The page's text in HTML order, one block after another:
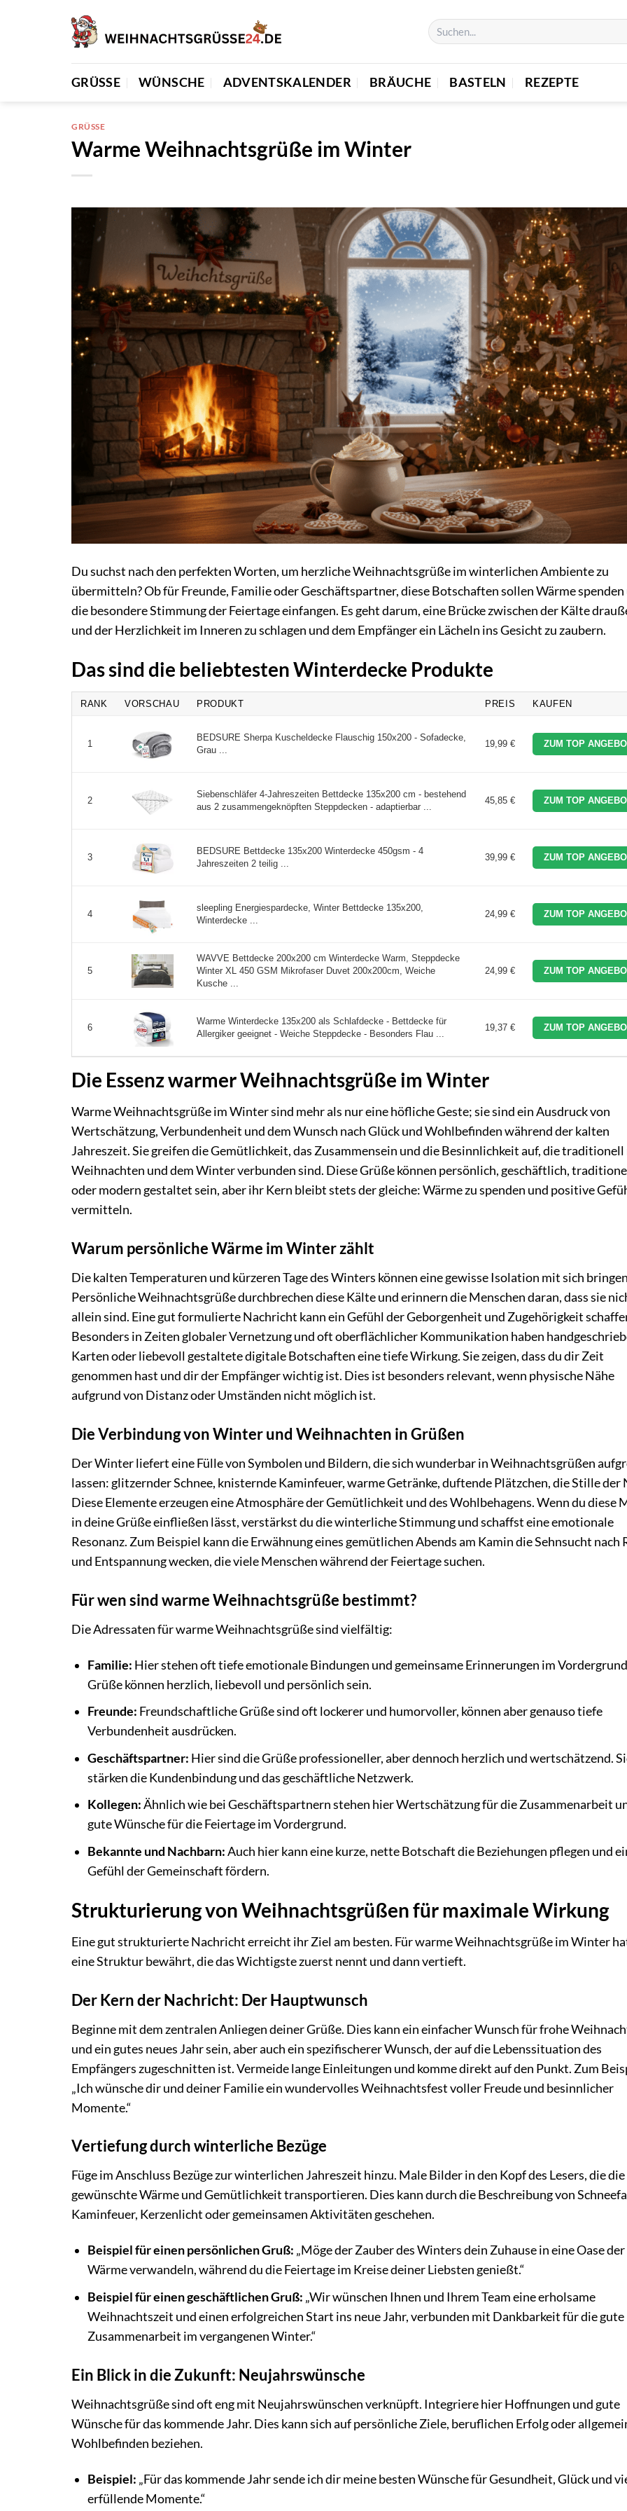
GRÜSSE WÜNSCHE ADVENTSKALENDER BRÄUCHE BASTELN REZEPTE
GRÜSSE
Warme Weihnachtsgrüße im Winter
Du suchst nach den perfekten Worten, um herzliche Weihnachtsgrüße im winterlichen Ambiente zu
übermitteln? Ob für Freunde, Familie oder Geschäftspartner, diese Botschaften sollen Wärme spenden
die besondere Stimmung der Feiertage einfangen. Es geht darum, eine Brücke zwischen der Kälte
und der Herzlichkeit im Inneren zu schlagen und dem Empfänger ein Lächeln ins Gesicht zu zaubern.
Das sind die beliebtesten Winterdecke Produkte
RANK VORSCHAU PRODUKT PREIS KAUFEN
1
BEDSURE Sherpa Kuscheldecke Flauschig 150x200 - Sofadecke,
Grau ...
19,99 € ZUM TOP
2
Siebenschläfer 4-Jahreszeiten Bettdecke 135x200 cm - bestehend
aus 2 zusammengeknöpften Steppdecken - adaptierbar ...
45,85 € ZUM TOP
3
BEDSURE Bettdecke 135x200 Winterdecke 450gsm - 4
Jahreszeiten 2 teilig ...
39,99 € ZUM TOP
4
sleepling Energiespardecke, Winter Bettdecke 135x200,
Winterdecke ...
24,99 € ZUM TOP
5
WAVVE Bettdecke 200x200 cm Winterdecke Warm, Steppdecke
Winter XL 450 GSM Mikrofaser Duvet 200x200cm, Weiche
Kusche ...
24,99 € ZUM TOP
6
Warme Winterdecke 135x200 als Schlafdecke - Bettdecke für
Allergiker geeignet - Weiche Steppdecke - Besonders Flau ...
19,37 € ZUM TOP
Die Essenz warmer Weihnachtsgrüße im Winter
Warme Weihnachtsgrüße im Winter sind mehr als nur eine höfliche Geste; sie sind ein Ausdruck von
Wertschätzung, Verbundenheit und dem Wunsch nach Glück und Wohlbefinden während der kalten
Jahreszeit. Sie greifen die Gemütlichkeit, das Zusammensein und die Besinnlichkeit auf, die
Weihnachten und dem Winter verbunden sind. Diese Grüße können persönlich, geschäftlich,
oder modern gestaltet sein, aber ihr Kern bleibt stets der gleiche: Wärme zu spenden und positive
vermitteln.
Warum persönliche Wärme im Winter zählt
Die kalten Temperaturen und kürzeren Tage des Winters können eine gewisse Isolation mit sich
Persönliche Weihnachtsgrüße durchbrechen diese Kälte und erinnern die Menschen daran, dass sie
allein sind. Eine gut formulierte Nachricht kann ein Gefühl der Geborgenheit und Zugehörigkeit
Besonders in Zeiten globaler Vernetzung und oft oberflächlicher Kommunikation haben
Karten oder liebevoll gestaltete digitale Botschaften eine tiefe Wirkung. Sie zeigen, dass du dir Zeit
genommen hast und dir der Empfänger wichtig ist. Dies ist besonders relevant, wenn physische Nähe
aufgrund von Distanz oder Umständen nicht möglich ist.
Die Verbindung von Winter und Weihnachten in Grüßen
Der Winter liefert eine Fülle von Symbolen und Bildern, die sich wunderbar in Weihnachtsgrüßen
lassen: glitzernder Schnee, knisternde Kaminfeuer, warme Getränke, duftende Plätzchen, die Stille der
Diese Elemente erzeugen eine Atmosphäre der Gemütlichkeit und des Wohlbehagens. Wenn du diese
in deine Grüße einfließen lässt, verstärkst du die winterliche Stimmung und schaffst eine emotionale
Resonanz. Zum Beispiel kann die Erwähnung eines gemütlichen Abends am Kamin die Sehnsucht nach
und Entspannung wecken, die viele Menschen während der Feiertage suchen.
Für wen sind warme Weihnachtsgrüße bestimmt?
Die Adressaten für warme Weihnachtsgrüße sind vielfältig:
Familie: Hier stehen oft tiefe emotionale Bindungen und gemeinsame Erinnerungen im
Grüße können herzlich, liebevoll und persönlich sein.
Freunde: Freundschaftliche Grüße sind oft lockerer und humorvoller, können aber genauso tiefe
Verbundenheit ausdrücken.
Geschäftspartner: Hier sind die Grüße professioneller, aber dennoch herzlich und wertschätzend.
stärken die Kundenbindung und das geschäftliche Netzwerk.
Kollegen:Ähnlich wie bei Geschäftspartnern stehen hier Wertschätzung für die Zusammenarbeit
gute Wünsche für die Feiertage im Vordergrund.
Bekannte und Nachbarn:Auch hier kann eine kurze, nette Botschaft die Beziehungen pflegen und
Gefühl der Gemeinschaft fördern.
Strukturierung von Weihnachtsgrüßen für maximale Wirkung
Eine gut strukturierte Nachricht erreicht ihr Ziel am besten. Für warme Weihnachtsgrüße im Winter
eine Struktur bewährt, die das Wichtigste zuerst nennt und dann vertieft.
Der Kern der Nachricht: Der Hauptwunsch
Beginne mit dem zentralen Anliegen deiner Grüße. Dies kann ein einfacher Wunsch für frohe
und ein gutes neues Jahr sein, aber auch ein spezifischerer Wunsch, der auf die Lebenssituation des
Empfängers zugeschnitten ist. Vermeide lange Einleitungen und komme direkt auf den Punkt. Zum
„Ich wünsche dir und deiner Familie ein wundervolles Weihnachtsfest voller Freude und besinnlicher
Momente.“
Vertiefung durch winterliche Bezüge
Füge im Anschluss Bezüge zur winterlichen Jahreszeit hinzu. Male Bilder in den Kopf des Lesers, die die
gewünschte Wärme und Gemütlichkeit transportieren. Dies kann durch die Beschreibung von
Kaminfeuer, Kerzenlicht oder gemeinsamen Aktivitäten geschehen.
Beispiel für einen persönlichen Gruß: „Möge der Zauber des Winters dein Zuhause in eine Oase der
Wärme verwandeln, während du die Feiertage im Kreise deiner Liebsten genießt.“
Beispiel für einen geschäftlichen Gruß: „Wir wünschen Ihnen und Ihrem Team eine erholsame
Weihnachtszeit und einen erfolgreichen Start ins neue Jahr, verbunden mit Dankbarkeit für die gute
Zusammenarbeit im vergangenen Winter.“
Ein Blick in die Zukunft: Neujahrswünsche
Weihnachtsgrüße sind oft eng mit Neujahrswünschen verknüpft. Integriere hier Hoffnungen und gute
Wünsche für das kommende Jahr. Dies kann sich auf persönliche Ziele, beruflichen Erfolg oder
Wohlbefinden beziehen.
Beispiel: „Für das kommende Jahr sende ich dir meine besten Wünsche für Gesundheit, Glück und
erfüllende Momente.“